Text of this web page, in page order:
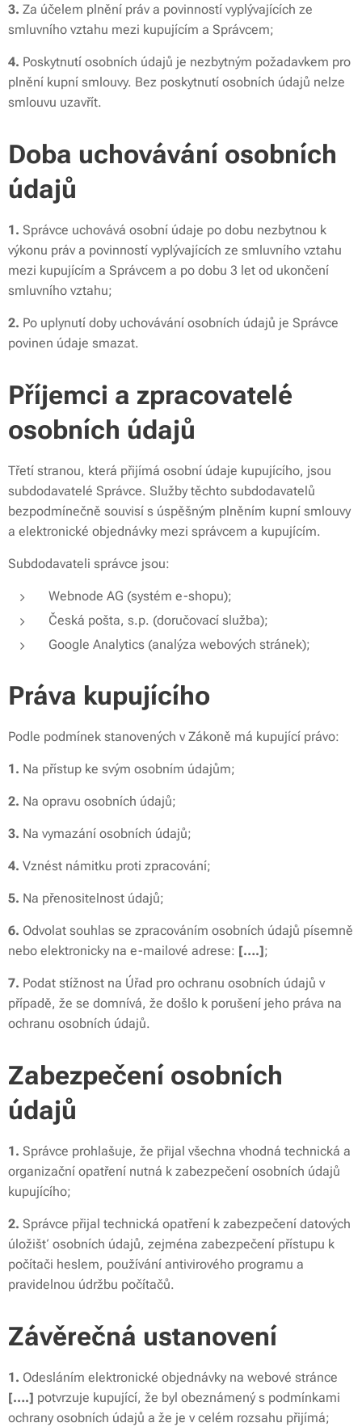
3. Za účelem plnění práv a povinností vyplývajících ze
smluvního vztahu mezi kupujícím a Správcem;
4. Poskytnutí osobních údajů je nezbytným požadavkem pro
plnění kupní smlouvy. Bez poskytnutí osobních údajů nelze
smlouvu uzavřít.
Doba uchovávání osobních
údajů
1. Správce uchovává osobní údaje po dobu nezbytnou k
výkonu práv a povinností vyplývajících ze smluvního vztahu
mezi kupujícím a Správcem a po dobu 3 let od ukončení
smluvního vztahu;
2. Po uplynutí doby uchovávání osobních údajů je Správce
povinen údaje smazat.
Příjemci a zpracovatelé
osobních údajů
Třetí stranou, která přijímá osobní údaje kupujícího, jsou
subdodavatelé Správce. Služby těchto subdodavatelů
bezpodmínečně souvisí s úspěšným plněním kupní smlouvy
a elektronické objednávky mezi správcem a kupujícím.
Subdodavateli správce jsou:
Webnode AG (systém e-shopu);
Česká pošta, s.p. (doručovací služba);
Google Analytics (analýza webových stránek);
Práva kupujícího
Podle podmínek stanovených v Zákoně má kupující právo:
1. Na přístup ke svým osobním údajům;
2. Na opravu osobních údajů;
3. Na vymazání osobních údajů;
4. Vznést námitku proti zpracování;
5. Na přenositelnost údajů;
6. Odvolat souhlas se zpracováním osobních údajů písemně
nebo elektronicky na e-mailové adrese: [….];
7. Podat stížnost na Úřad pro ochranu osobních údajů v
případě, že se domnívá, že došlo k porušení jeho práva na
ochranu osobních údajů.
Zabezpečení osobních
údajů
1. Správce prohlašuje, že přijal všechna vhodná technická a
organizační opatření nutná k zabezpečení osobních údajů
kupujícího;
2. Správce přijal technická opatření k zabezpečení datových
úložišť osobních údajů, zejména zabezpečení přístupu k
počítači heslem, používání antivirového programu a
pravidelnou údržbu počítačů.
Závěrečná ustanovení
1. Odesláním elektronické objednávky na webové stránce
[….] potvrzuje kupující, že byl obeznámený s podmínkami
ochrany osobních údajů a že je v celém rozsahu přijímá;